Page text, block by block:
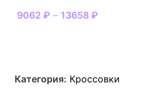
9062 ₽ – 13658 ₽
Категория: Кроссовки